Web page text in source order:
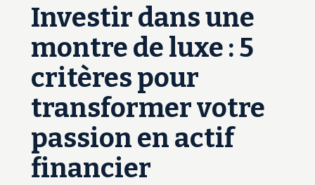
Investir dans une
montre de luxe : 5
critères pour
transformer votre
passion en actif
financier